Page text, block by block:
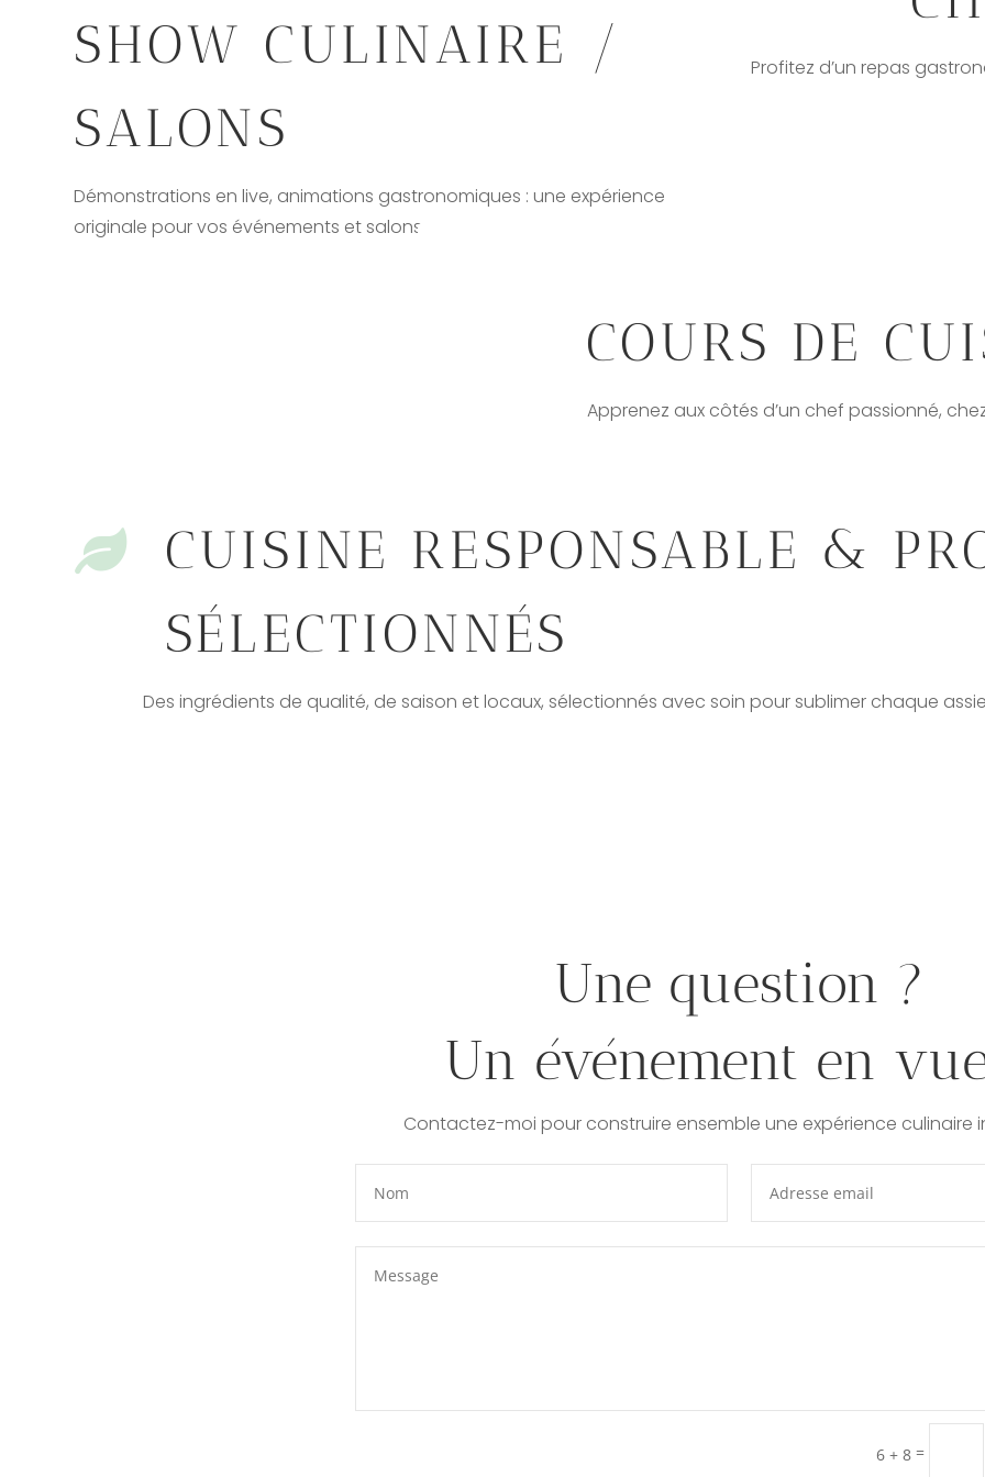
Profitez d’un repas
SHOW CULINAIRE /
SALONS
Démonstrations en live, animations gastronomiques : une expérience
originale pour vos événements et salons.
COURS DE
Apprenez aux côtés d’un chef passionné,

CUISINE RESPONSABLE &
SÉLECTIONNÉS
Des ingrédients de qualité, de saison et locaux, sélectionnés avec soin pour sublimer chaque
Une question ?
Un événement en
Contactez-moi pour construire ensemble une expérience culinaire
6 + 8 =